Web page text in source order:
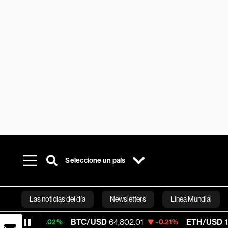
Seleccione un país
Las noticias del día Newsletters Línea Mundial
Bloomberg
BTC/USD 64,802.01 -0.21% ETH/USD 1,912.32